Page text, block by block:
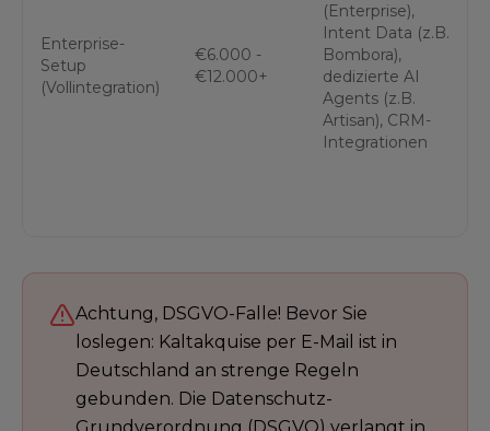
Enterprise-
Setup
(Vollintegration)
€6.000 -
€12.000+
(Enterprise),
Intent Data (z.B.
Bombora),
dedizierte AI
Agents (z.B.
Artisan), CRM-
Integrationen
Achtung, DSGVO-Falle! Bevor Sie
loslegen: Kaltakquise per E-Mail ist in
Deutschland an strenge Regeln
gebunden. Die Datenschutz-